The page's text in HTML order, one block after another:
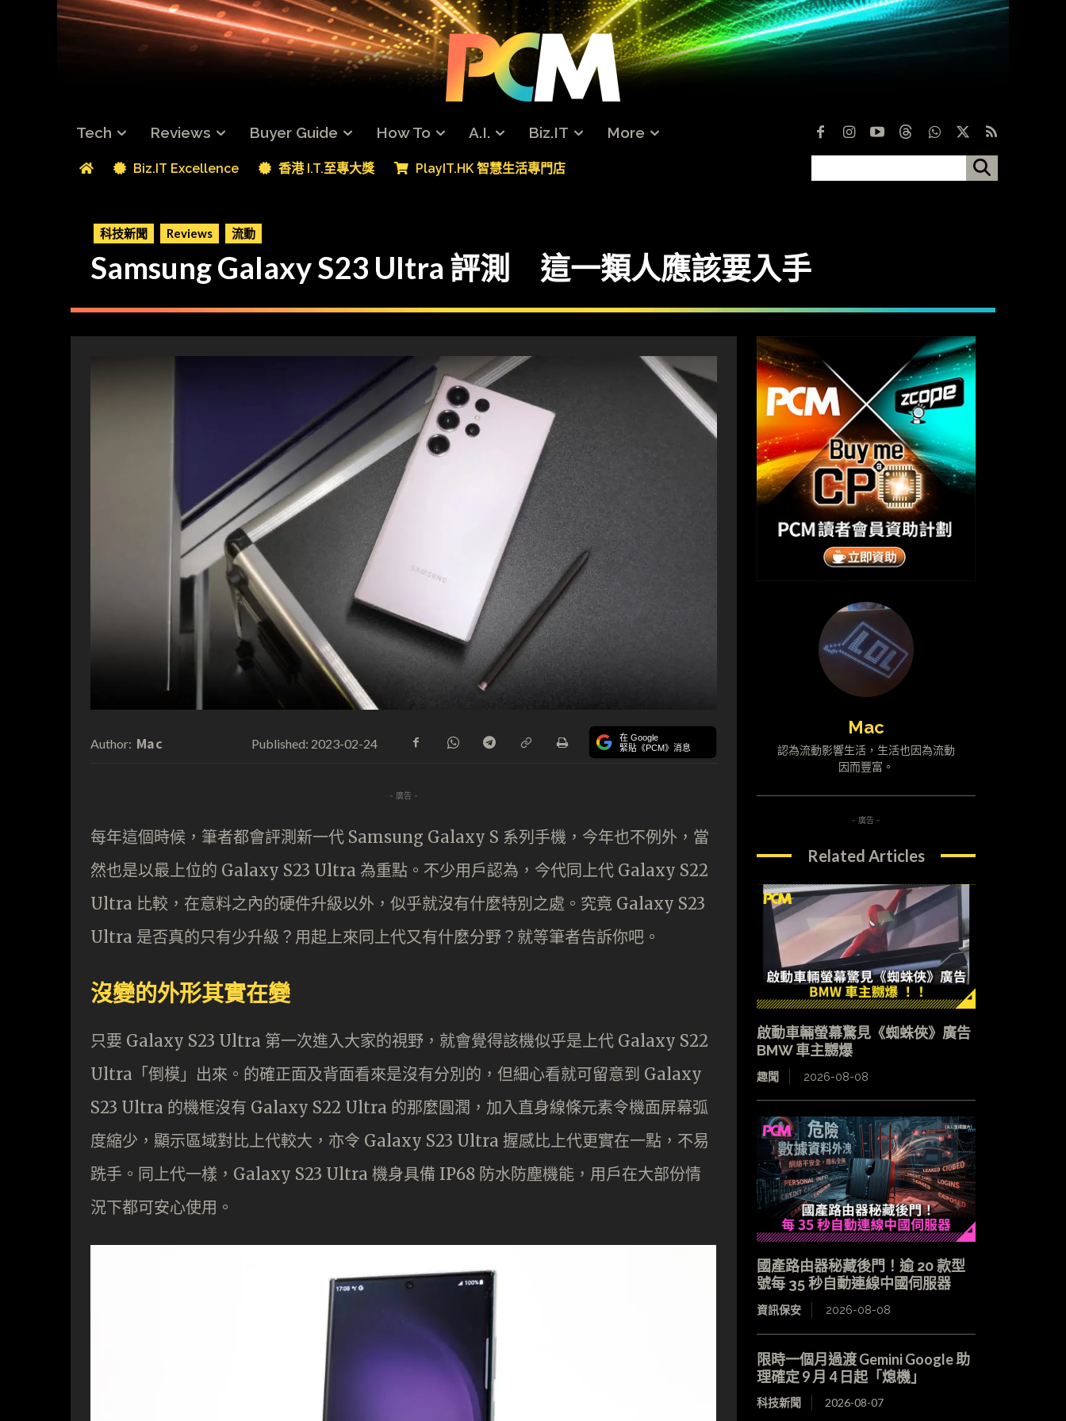
Tech Reviews Buyer Guide How To A.I. Biz.IT More
Biz.IT Excellence 香港 I.T.至專大獎 PlayIT.HK 智慧生活專門店
科技新聞 Reviews 流動
Samsung Galaxy S23 Ultra 評測 這一類人應該要入手
Author: Mac Published: 2023-02-24 在 Google
緊貼《PCM》消息
- 廣告 -
每年這個時候，筆者都會評測新一代 Samsung Galaxy S 系列手機，今年也不例外，當
然也是以最上位的 Galaxy S23 Ultra 為重點。不少用戶認為，今代同上代 Galaxy S22
Ultra 比較，在意料之內的硬件升級以外，似乎就沒有什麼特別之處。究竟 Galaxy S23
Ultra 是否真的只有少升級？用起上來同上代又有什麼分野？就等筆者告訴你吧。
沒變的外形其實在變
只要 Galaxy S23 Ultra 第一次進入大家的視野，就會覺得該機似乎是上代 Galaxy S22
Ultra「倒模」出來。的確正面及背面看來是沒有分別的，但細心看就可留意到 Galaxy
S23 Ultra 的機框沒有 Galaxy S22 Ultra 的那麼圓潤，加入直身線條元素令機面屏幕弧
度縮少，顯示區域對比上代較大，亦令 Galaxy S23 Ultra 握感比上代更實在一點，不易
跣手。同上代一樣，Galaxy S23 Ultra 機身具備 IP68 防水防塵機能，用戶在大部份情
況下都可安心使用。
Mac
認為流動影響生活，生活也因為流動
因而豐富。
- 廣告 -
Related Articles
啟動車輛螢幕驚見《蜘蛛俠》廣告
BMW 車主嬲爆
趣聞 2026-08-08
國產路由器秘藏後門！逾 20 款型
號每 35 秒自動連線中國伺服器
資訊保安 2026-08-08
限時一個月過渡 Gemini Google 助
理確定 9 月 4 日起「熄機」
科技新聞 2026-08-07